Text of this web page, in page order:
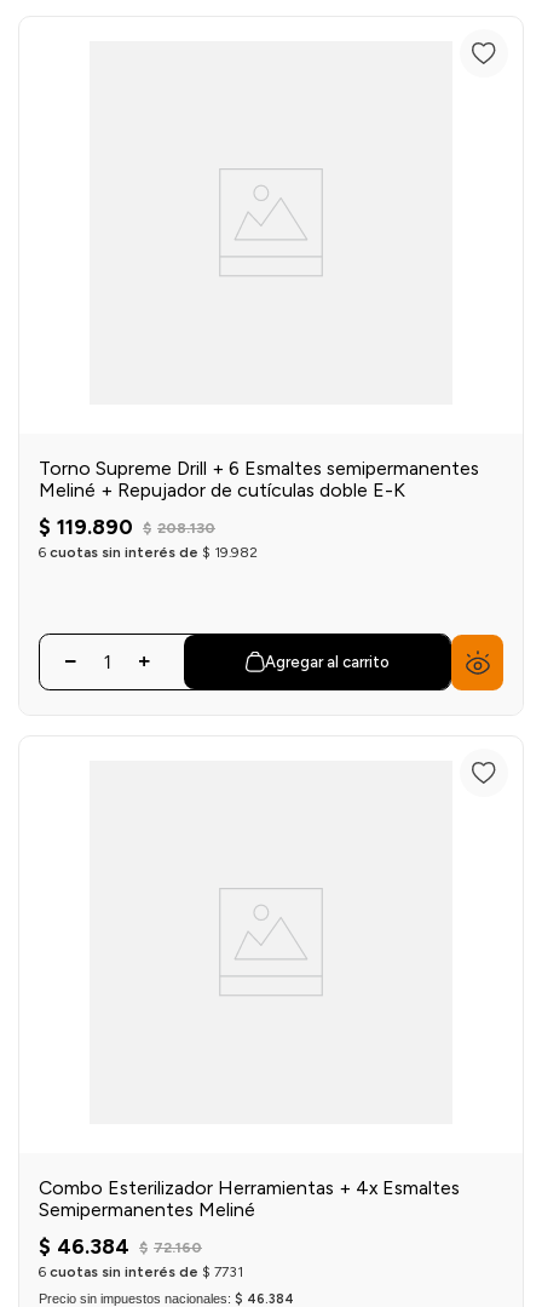
Torno Supreme Drill + 6 Esmaltes semipermanentes
Meliné + Repujador de cutículas doble E-K
$ 119.890 $ 208.130
6 cuotas sin interés de $ 19.982
Agregar al carrito
Combo Esterilizador Herramientas + 4x Esmaltes
Semipermanentes Meliné
$ 46.384 $ 72.160
6 cuotas sin interés de $ 7731
Precio sin impuestos nacionales: $ 46.384